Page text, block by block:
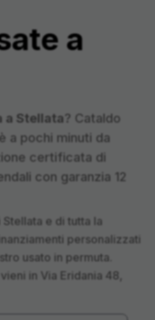
a
a Stellata? Cataldo
a pochi minuti da
certificata di
con garanzia 12
Stellata e di tutta la
personalizzati
usato in permuta.
in Via Eridania 48,